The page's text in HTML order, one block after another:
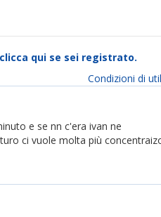
clicca qui se sei registrato.
Condizioni di
e se nn c'era ivan ne
ci vuole molta più